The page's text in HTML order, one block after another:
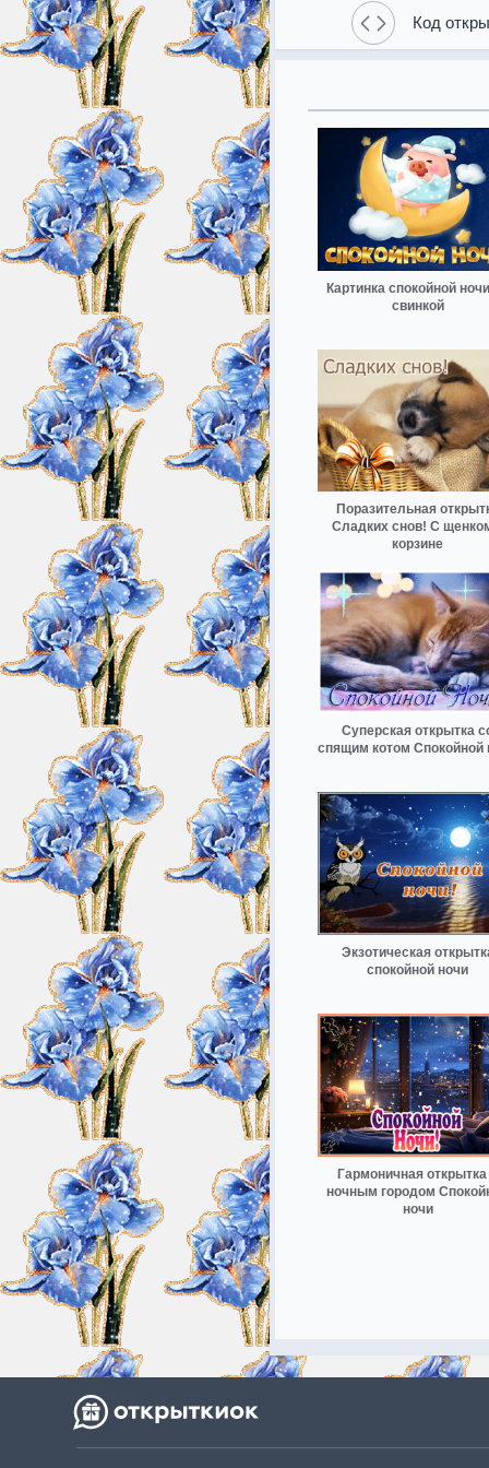
Код
Картинка спокойной
свинкой
Поразительная
Сладких снов! С
корзине
Суперская открытка
спящим котом Спокойной
Экзотическая
спокойной ночи
Гармоничная открытка
ночным городом
ночи